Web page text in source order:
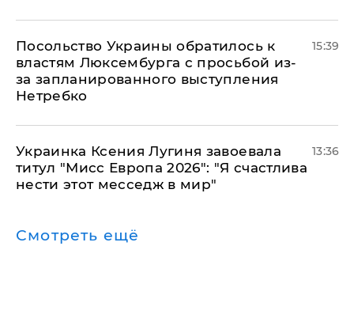
Посольство Украины обратилось к
властям Люксембурга с просьбой из-
за запланированного выступления
Нетребко
15:39
Украинка Ксения Лугиня завоевала
титул "Мисс Европа 2026": "Я счастлива
нести этот месседж в мир"
13:36
Смотреть ещё